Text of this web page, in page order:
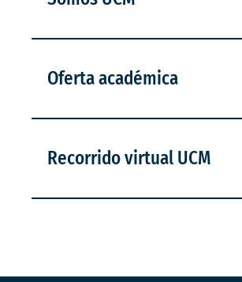
Oferta académica
Recorrido virtual UCM